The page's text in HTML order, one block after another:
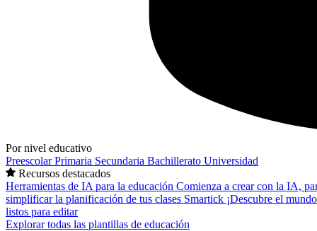
Por nivel educativo
PreescolarPrimaria Secundaria Bachillerato Universidad
Recursos destacados
Herramientas de IA para la educación Comienza a crear con la IA,
simplificar la planificación de tus clases Smartick ¡Descubre el
listos para editar
Explorar todas las plantillas de educación